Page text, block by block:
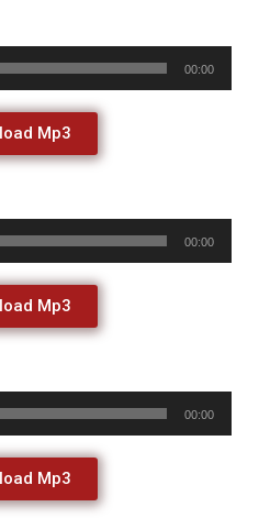
00:00
Mp3
00:00
Mp3
00:00
Mp3